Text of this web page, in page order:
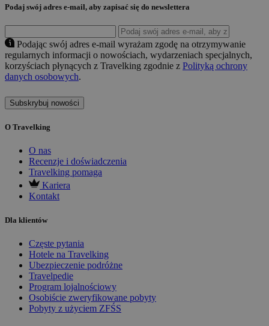
Podaj swój adres e-mail, aby zapisać się do newslettera
Podając swój adres e-mail wyrażam zgodę na otrzymywanie
regularnych informacji o nowościach, wydarzeniach specjalnych,
korzyściach płynących z Travelking zgodnie z Polityką ochrony
danych osobowych.
Subskrybuj nowości
O Travelking
O nas
Recenzje i doświadczenia
Travelking pomaga
Kariera
Kontakt
Dla klientów
Częste pytania
Hotele na Travelking
Ubezpieczenie podróżne
Travelpedie
Program lojalnościowy
Osobiście zweryfikowane pobyty
Pobyty z użyciem ZFŚS